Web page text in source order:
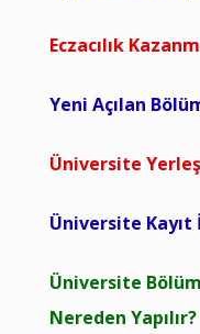
Eczacılık
Yeni Açılan
Üniversite
Üniversite Kayıt
Üniversite
Nereden Yapılır?